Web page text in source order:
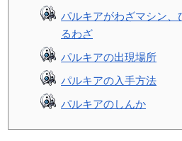
パルキアがわざマシン
るわざ
パルキアの出現場所
パルキアの入手方法
パルキアのしんか